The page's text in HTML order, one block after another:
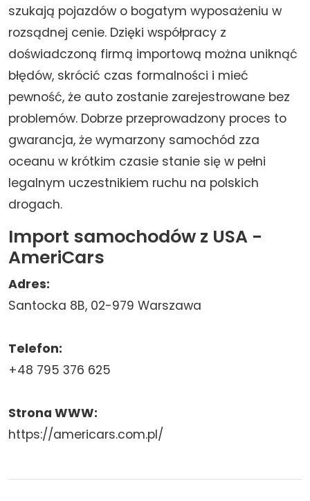
szukają pojazdów o bogatym wyposażeniu w
rozsądnej cenie. Dzięki współpracy z
doświadczoną firmą importową można uniknąć
błędów, skrócić czas formalności i mieć
pewność, że auto zostanie zarejestrowane bez
problemów. Dobrze przeprowadzony proces to
gwarancja, że wymarzony samochód zza
oceanu w krótkim czasie stanie się w pełni
legalnym uczestnikiem ruchu na polskich
drogach.
Import samochodów z USA -
AmeriCars
Adres:
Santocka 8B, 02-979 Warszawa
Telefon:
+48 795 376 625
Strona WWW:
https://americars.com.pl/